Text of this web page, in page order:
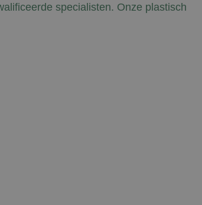
specialisten. Onze plastisch